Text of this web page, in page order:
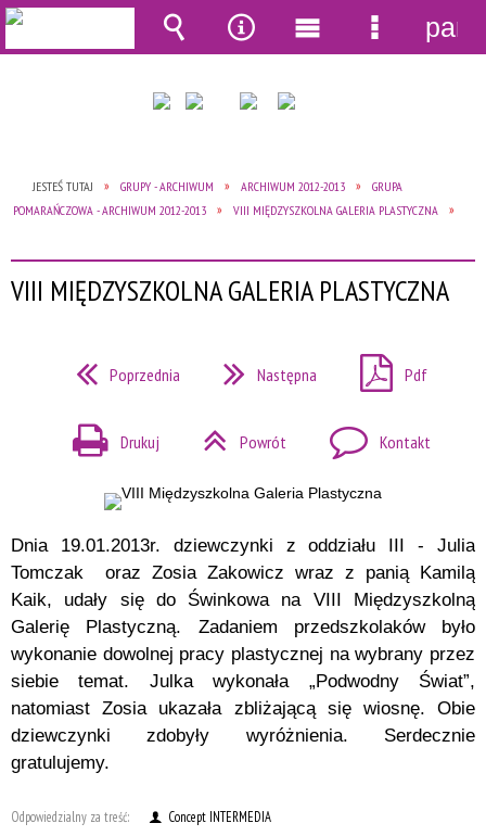
JESTEŚ TUTAJ GRUPY - ARCHIWUM ARCHIWUM 2012-2013
GRUPA
POMARAŃCZOWA - ARCHIWUM 2012-2013
VIII MIĘDZYSZKOLNA GALERIA PLASTYCZNA
VIII MIĘDZYSZKOLNA GALERIA PLASTYCZNA
Poprzednia Następna Pdf
Drukuj Powrót Kontakt
Dnia 19.01.2013r. dziewczynki z oddziału III - Julia
Tomczak oraz Zosia Zakowicz wraz z panią Kamilą
Kaik, udały się do Świnkowa na VIII Międzyszkolną
Galerię Plastyczną. Zadaniem przedszkolaków było
wykonanie dowolnej pracy plastycznej na wybrany przez
siebie temat. Julka wykonała „Podwodny Świat”,
natomiast Zosia ukazała zbliżającą się wiosnę. Obie
dziewczynki zdobyły wyróżnienia. Serdecznie
gratulujemy.
Odpowiedzialny za treść:
Concept INTERMEDIA
Wyszukiwarka
Narzędzia
Menu
główne
Menu